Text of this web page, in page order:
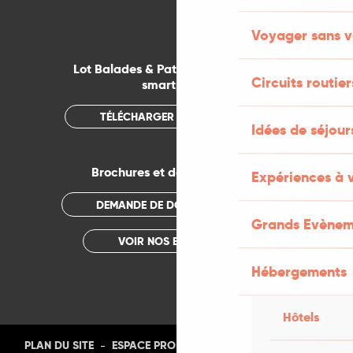
Voyager sans
Circuits
Idées de
Expériences à
Grands
Hébergements
Hôtels
Lot Balades & Patrimoines sur votre
smartphone
TÉLÉCHARGER L'APPLICATION
Brochures et documentations
DEMANDE DE DOCUMENTATION
VOIR NOS BROCHURES
PLAN DU SITE - ESPACE PRO PHOTOTHÈQUE -